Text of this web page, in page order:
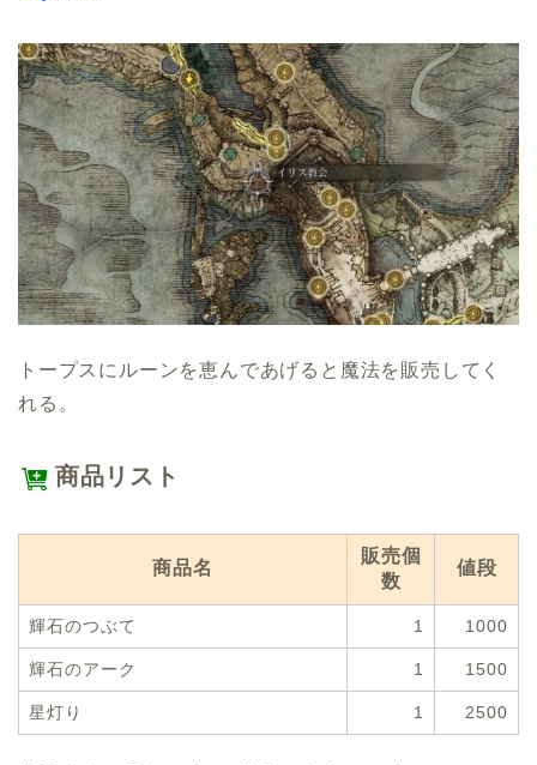
トープスにルーンを恵んであげると魔法を販売してく
れる。
商品リスト
商品名
販売個
数
値段
輝石のつぶて 1 1000
輝石のアーク 1 1500
星灯り 1 2500